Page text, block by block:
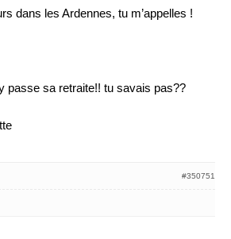
dans les Ardennes, tu m’appelles !
passe sa retraite!! tu savais pas??
#350751